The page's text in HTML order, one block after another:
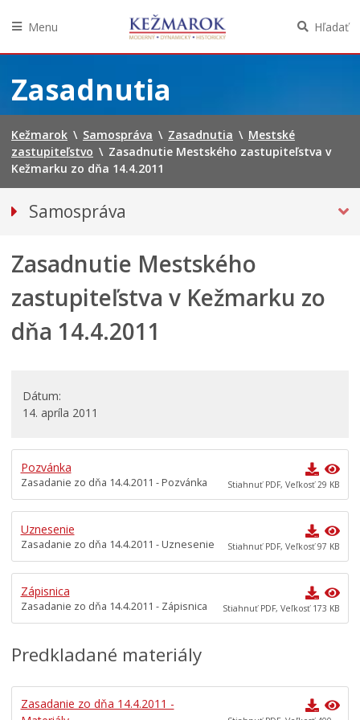
obsah
Menu Hľadať
Zasadnutia
Kežmarok \ Samospráva \ Zasadnutia \ Mestské
zastupiteľstvo \ Zasadnutie Mestského zastupiteľstva v
Kežmarku zo dňa 14.4.2011
Samospráva
MESTSKÉ ZASTUPITEĽSTVO
Poslanci
Oznámenia verejných funkcionárov
Komisie
Mestská polícia
Mestská školská rada
Elektronická verejná správa
Centrálna úradná elektronická tabuľa
Všeobecne záväzné nariadenia
Územné plánovanie
Organizácie
Oznamy mesta
Transparentné mesto
Geo informačný systém – Kežmarok
Rozvoj mesta
Zasadnutie Mestského
zastupiteľstva v Kežmarku zo
dňa 14.4.2011
Dátum
14. apríla 2011
Pozvánka
Zasadanie zo dňa 14.4.2011 - Pozvánka Stiahnuť PDF, Veľkosť 29 KB
Uznesenie
Zasadanie zo dňa 14.4.2011 - Uznesenie Stiahnuť PDF, Veľkosť 97 KB
Zápisnica
Zasadanie zo dňa 14.4.2011 - Zápisnica Stiahnuť PDF, Veľkosť 173 KB
Predkladané materiály
Zasadanie zo dňa 14.4.2011 -